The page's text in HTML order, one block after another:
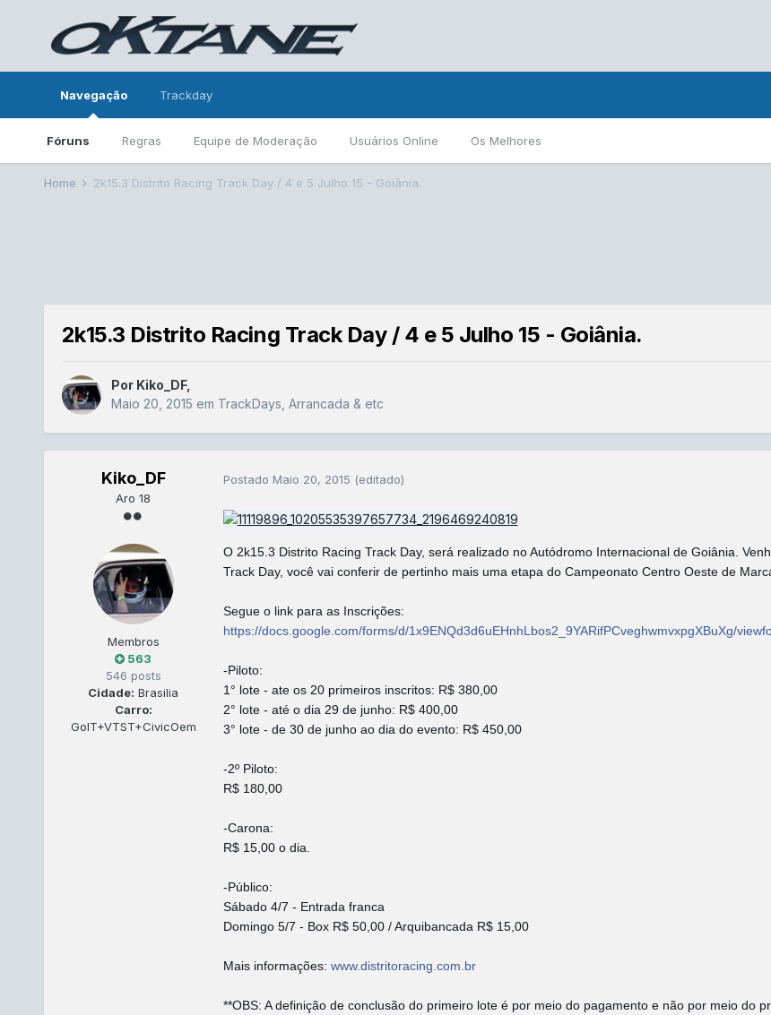
Navegação
Fóruns Regras Equipe de Moderação Usuários Online Os Melhores
Trackday
Home 2k15.3 Distrito Racing Track Day / 4 e 5 Julho 15 - Goiânia.
2k15.3 Distrito Racing Track Day / 4 e 5 Julho 15 - Goiânia.
Por Kiko_DF,
Maio 20, 2015 em TrackDays, Arrancada & etc
Kiko_DF
Aro 18
Membros
563
546 posts
Cidade: Brasilia
Carro:
GolT+VTST+CivicOem
Postado Maio 20, 2015 (editado)
O 2k15.3 Distrito Racing Track Day, será realizado no Autódromo Internacional de Goiânia.
Track Day, você vai conferir de pertinho mais uma etapa do Campeonato Centro Oeste de
Segue o link para as Inscrições:
https://docs.google.com/forms/d/1x9ENQd3d6uEHnhLbos2_9YARifPCveghwmvxpgXBuXg/
-Piloto:
1° lote - ate os 20 primeiros inscritos: R$ 380,00
2° lote - até o dia 29 de junho: R$ 400,00
3° lote - de 30 de junho ao dia do evento: R$ 450,00
-2º Piloto:
R$ 180,00
-Carona:
R$ 15,00 o dia.
-Público:
Sábado 4/7 - Entrada franca
Domingo 5/7 - Box R$ 50,00 / Arquibancada R$ 15,00
Mais informações: www.distritoracing.com.br
**OBS: A definição de conclusão do primeiro lote é por meio do pagamento e não por meio do